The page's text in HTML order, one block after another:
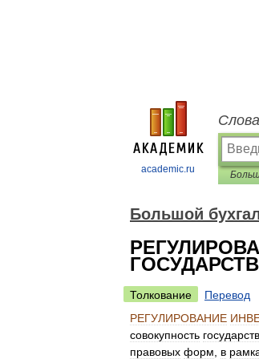
academic.ru
Большой
Толкование
Перевод
РЕГУЛИРОВАНИЕ
совокупность
правовых форм в